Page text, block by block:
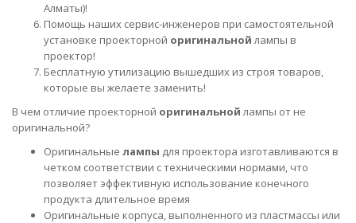
Алматы)!
Помощь наших сервис-инженеров при самостоятельной
установке проекторной оригинальнойлампы в
проектор!
Бесплатную утилизацию вышедших из строя товаров,
которые вы желаете заменить!
В чем отличие проекторной оригинальнойлампы от не
оригинальной?
Оригинальные лампы для проектора изготавливаются в
четком соответствии с техническими нормами, что
позволяет эффективную использование конечного
продукта длительное время
Оригинальные корпуса, выполненного из пластмассы или